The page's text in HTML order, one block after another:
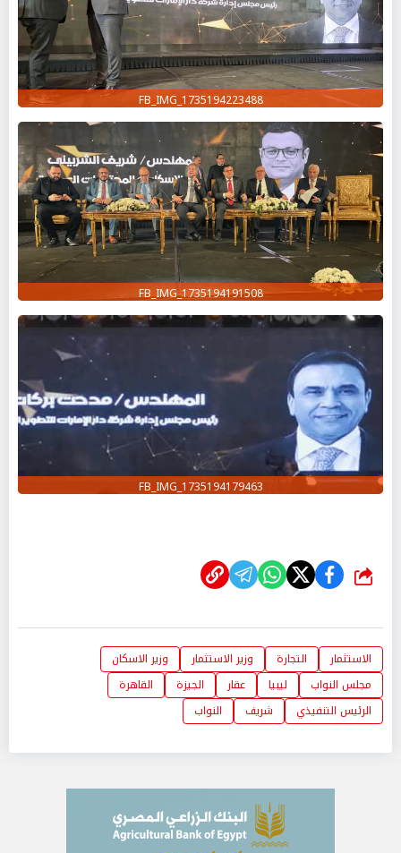
FB_IMG_1735194223488
FB_IMG_1735194191508
FB_IMG_1735194179463
شارك
الاستثمار التجارة وزير الاستثمار
وزير الاسكان
مجلس النواب
ليبيا عقار الجيزة
القاهرة
الرئيس التنفيذي
شريف النواب